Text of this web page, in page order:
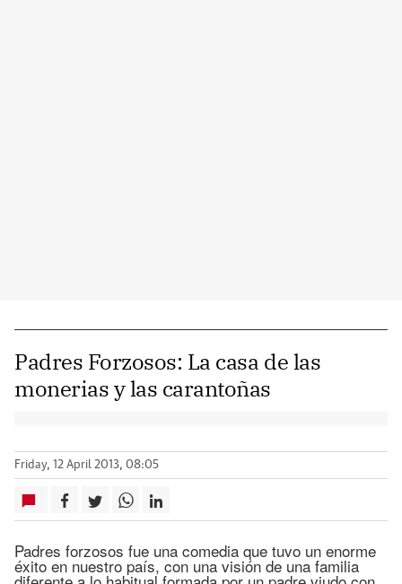
Padres Forzosos: La casa de las
monerias y las carantoñas
Friday, 12 April 2013, 08:05
Padres forzosos fue una comedia que tuvo un enorme
éxito en nuestro país, con una visión de una familia